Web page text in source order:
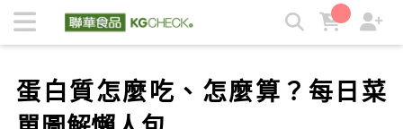
蛋白質怎麼吃、怎麼算？每日菜單圖解懶人包 | KGCHECK聯華
蛋白質怎麼吃、怎麼算？每日菜